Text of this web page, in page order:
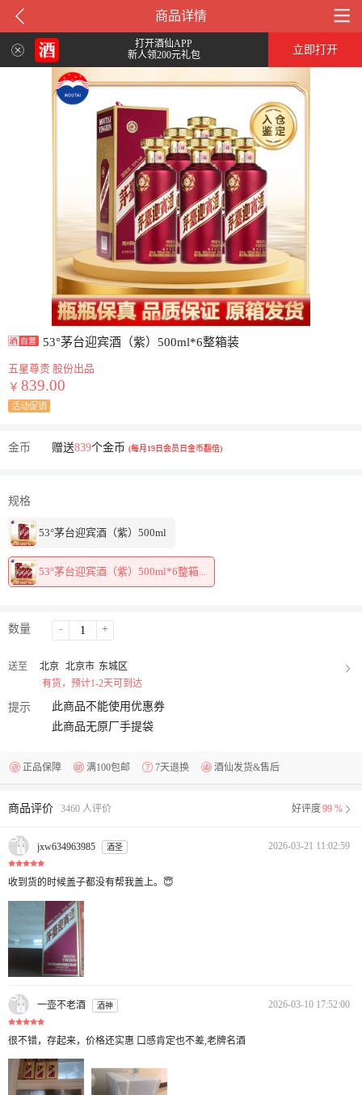
商品详情
打开酒仙APP
新人领200元礼包
立即打开
53°茅台迎宾酒（紫）500ml*6整箱装
五星尊贵 股份出品
￥ 839.00
活动促销
金币 赠送839个金币 (每月19日会员日金币翻倍)
规格
53°茅台迎宾酒（紫）500ml
53°茅台迎宾酒（紫）500ml*6整箱...
数量 - +
送至 北京 北京市 东城区
有货，预计1-2天可到达
提示
此商品不能使用优惠券
此商品无原厂手提袋
正品保障 满100包邮 7天退换 酒仙发货&售后
好评度99 %
商品评价 3460 人评价
2026-03-21 11:02:59
jxw634963985 酒圣
收到货的时候盖子都没有帮我盖上。😇
2026-03-10 17:52:00
一壶不老酒 酒神
很不错，存起来，价格还实惠 口感肯定也不差,老牌名酒